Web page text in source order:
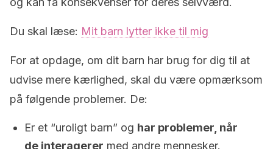
Du skal læse: Mit barn lytter ikke til mig
For at opdage, om dit barn har brug for dig til at
udvise mere kærlighed, skal du være opmærksom
på følgende problemer. De:
Er et “uroligt barn” og har problemer, når
de interagerer med andre mennesker.